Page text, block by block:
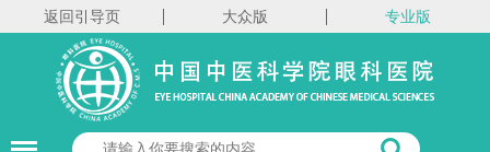
返回引导页 大众版 专业版